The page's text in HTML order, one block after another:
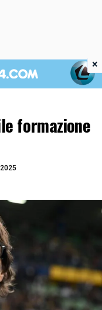
formazione
×